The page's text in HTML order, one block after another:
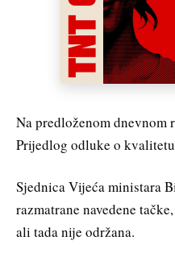
Na predloženom dnevnom
Prijedlog odluke o
Sjednica Vijeća ministara
razmatrane navedene
ali tada nije održana.